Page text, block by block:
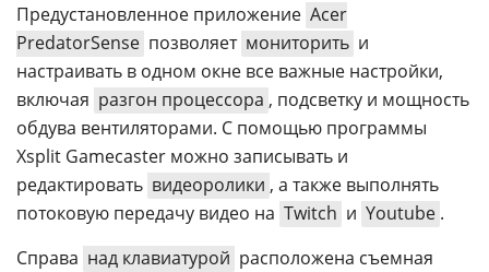
Предустановленное приложение Acer
PredatorSense позволяет мониторить и
настраивать в одном окне все важные настройки,
включая разгон процессора , подсветку и мощность
обдува вентиляторами. С помощью программы
Xsplit Gamecaster можно записывать и
редактировать видеоролики , а также выполнять
потоковую передачу видео на Twitch и Youtube .
Справа над клавиатурой расположена съемная